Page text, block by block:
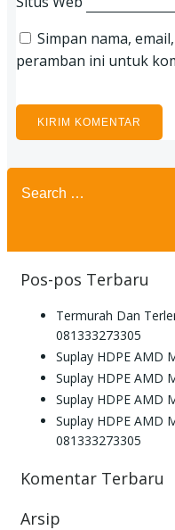
Simpan nama,
peramban ini untuk
Search
for:
Pos-pos Terbaru
Termurah Dan
081333273305
Suplay HDPE AMD
Suplay HDPE AMD
Suplay HDPE AMD
Suplay HDPE AMD
081333273305
Komentar Terbaru
Arsip